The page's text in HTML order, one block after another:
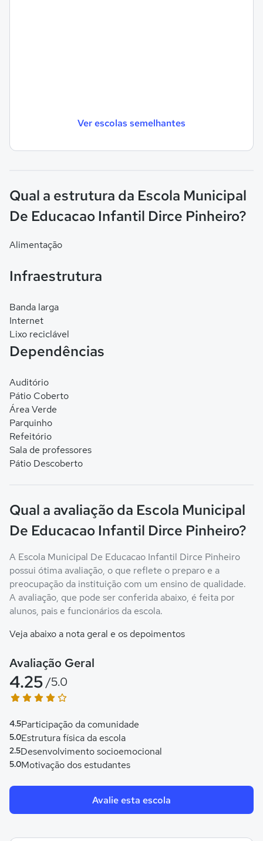
Ver escolas semelhantes
Qual a estrutura da Escola Municipal
De Educacao Infantil Dirce Pinheiro?
Alimentação
Infraestrutura
Banda larga
Internet
Lixo reciclável
Dependências
Auditório
Pátio Coberto
Área Verde
Parquinho
Refeitório
Sala de professores
Pátio Descoberto
Qual a avaliação da Escola Municipal
De Educacao Infantil Dirce Pinheiro?
A Escola Municipal De Educacao Infantil Dirce Pinheiro
possui ótima avaliação, o que reflete o preparo e a
preocupação da instituição com um ensino de qualidade.
A avaliação, que pode ser conferida abaixo, é feita por
alunos, pais e funcionários da escola.
Veja abaixo a nota geral e os depoimentos
Avaliação Geral
4.25 /5.0
4.5Participação da comunidade
5.0Estrutura física da escola
2.5Desenvolvimento socioemocional
5.0Motivação dos estudantes
Avalie esta escola